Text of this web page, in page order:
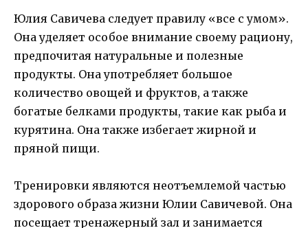
Юлия Савичева следует правилу «все с умом».
Она уделяет особое внимание своему рациону,
предпочитая натуральные и полезные
продукты. Она употребляет большое
количество овощей и фруктов, а также
богатые белками продукты, такие как рыба и
курятина. Она также избегает жирной и
пряной пищи.
Тренировки являются неотъемлемой частью
здорового образа жизни Юлии Савичевой. Она
посещает тренажерный зал и занимается